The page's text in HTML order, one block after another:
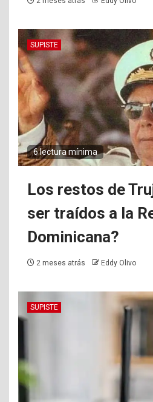
SUPISTE
6 lectura mínima
Los restos de
ser traídos a la
Dominicana?
2 meses atrás Eddy Olivo
SUPISTE